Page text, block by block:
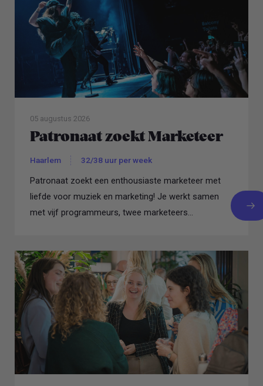
05 augustus 2026
Patronaat zoekt Marketeer
Haarlem 32/38 uur per week
Patronaat zoekt een enthousiaste marketeer met
liefde voor muziek en marketing! Je werkt samen
met vijf programmeurs, twee marketeers...